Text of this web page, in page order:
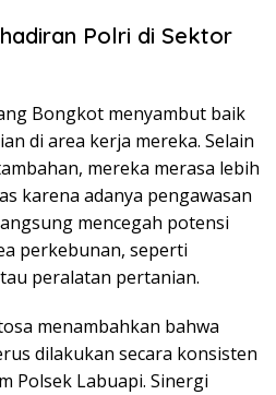
Polri di Sektor
Bongkot menyambut baik
di area kerja mereka. Selain
mereka merasa lebih
karena adanya pengawasan
mencegah potensi
perkebunan, seperti
peralatan pertanian.
menambahkan bahwa
dilakukan secara konsisten
Polsek Labuapi. Sinergi